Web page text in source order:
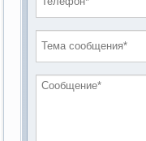
обсуждению
основах
2019 год
2018 год